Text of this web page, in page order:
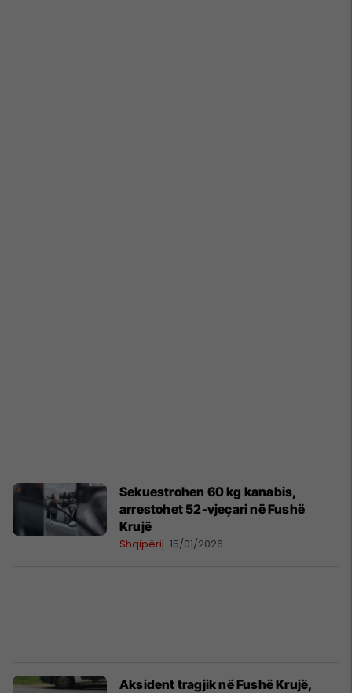
Sekuestrohen 60 kg kanabis,
arrestohet 52-vjeçari në Fushë
Krujë
Shqipëri 15/01/2026
Aksident tragjik në Fushë Krujë,